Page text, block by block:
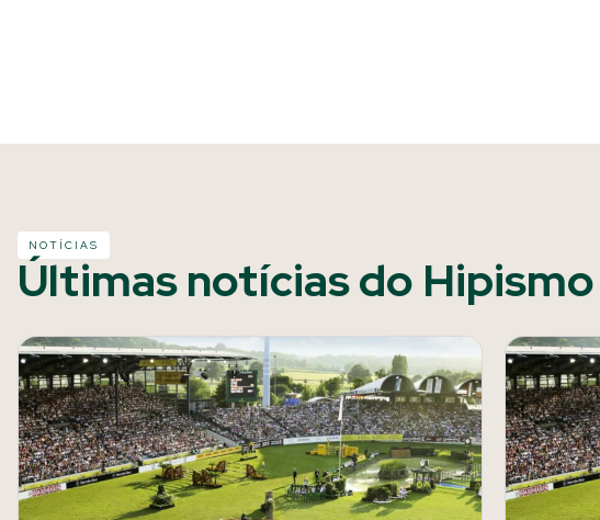
NOTÍCIAS
Últimas notícias do Hipismo